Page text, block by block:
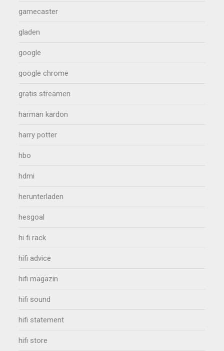
gamecaster
gladen
google
google chrome
gratis streamen
harman kardon
harry potter
hbo
hdmi
herunterladen
hesgoal
hi fi rack
hifi advice
hifi magazin
hifi sound
hifi statement
hifi store